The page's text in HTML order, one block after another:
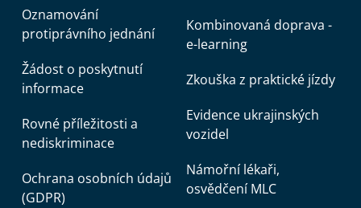
Oznamování
protiprávního jednání
Žádost o poskytnutí
informace
Rovné příležitosti a
nediskriminace
Ochrana osobních údajů
(GDPR)
Kombinovaná doprava -
e-learning
Zkouška z praktické jízdy
Evidence ukrajinských
vozidel
Námořní lékaři,
osvědčení MLC